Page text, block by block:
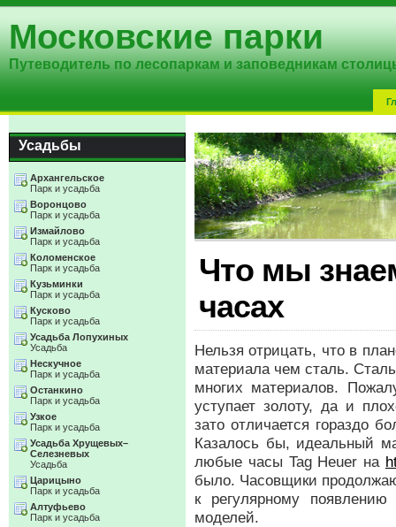
Московские парки
Путеводитель по лесопаркам и заповедникам
Что мы
часах
Нельзя отрицать, что в
материала чем сталь.
многих материалов.
уступает золоту, да и
зато отличается гораздо
Казалось бы, идеальный
любые часы Tag Heuer на
было. Часовщики
к регулярному
моделей.
Усадьбы
Архангельское
Парк и усадьба
Воронцово
Парк и усадьба
Измайлово
Парк и усадьба
Коломенское
Парк и усадьба
Кузьминки
Парк и усадьба
Кусково
Парк и усадьба
Усадьба Лопухиных
Усадьба
Нескучное
Парк и усадьба
Останкино
Парк и усадьба
Узкое
Парк и усадьба
Усадьба Хрущевых–
Селезневых
Усадьба
Царицыно
Парк и усадьба
Алтуфьево
Парк и усадьба